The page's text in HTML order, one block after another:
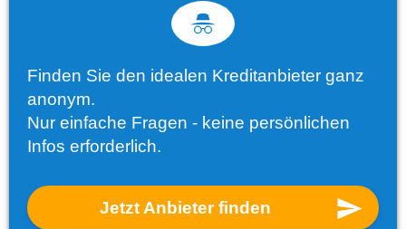
Finden Sie den idealen Kreditanbieter ganz
anonym.
Nur einfache Fragen - keine persönlichen
Infos erforderlich.
Jetzt Anbieter finden